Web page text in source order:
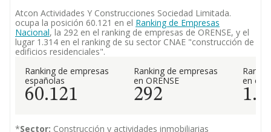
Atcon Actividades Y Construcciones Sociedad Limitada.
ocupa la posición 60.121 en el Ranking de Empresas
Nacional, la 292 en el ranking de empresas de ORENSE, y el
lugar 1.314 en el ranking de su sector CNAE "construcción de
edificios residenciales".
Ranking de empresas
españolas
60.121
Ranking de empresas
en ORENSE
292
en el
*Sector: Construcción y actividades inmobiliarias